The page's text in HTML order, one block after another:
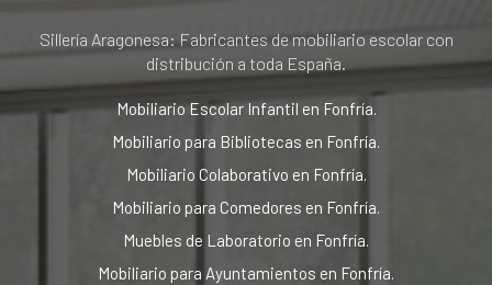
Sillería Aragonesa: Fabricantes de mobiliario escolar con
distribución a toda España.
Mobiliario Escolar Infantil en Fonfría.
Mobiliario para Bibliotecas en Fonfría.
Mobiliario Colaborativo en Fonfría.
Mobiliario para Comedores en Fonfría.
Muebles de Laboratorio en Fonfría.
Mobiliario para Ayuntamientos en Fonfría.